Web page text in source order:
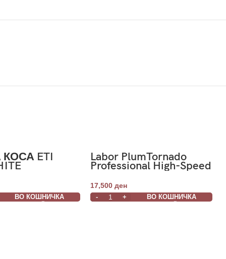
ETI
ВО КОШНИЧКА
Labor PlumTornado
Professional High-Speed
Професионален фен
за коса
17,500 ден
ВО КОШНИЧКА